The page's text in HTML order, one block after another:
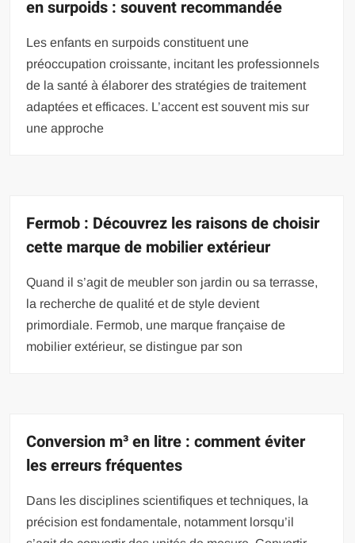
en surpoids : souvent recommandée
Les enfants en surpoids constituent une
préoccupation croissante, incitant les professionnels
de la santé à élaborer des stratégies de traitement
adaptées et efficaces. L’accent est souvent mis sur
une approche
Fermob : Découvrez les raisons de choisir
cette marque de mobilier extérieur
Quand il s’agit de meubler son jardin ou sa terrasse,
la recherche de qualité et de style devient
primordiale. Fermob, une marque française de
mobilier extérieur, se distingue par son
Conversion m³ en litre : comment éviter
les erreurs fréquentes
Dans les disciplines scientifiques et techniques, la
précision est fondamentale, notamment lorsqu’il